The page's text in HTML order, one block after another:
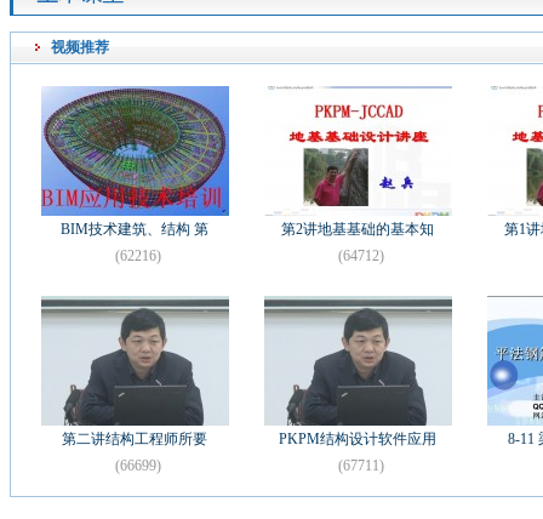
视频推荐
BIM技术建筑、结构 第
(62216)
第2讲地基基础的基本知
(64712)
第1
第二讲结构工程师所要
(66699)
PKPM结构设计软件应用
(67711)
8-11